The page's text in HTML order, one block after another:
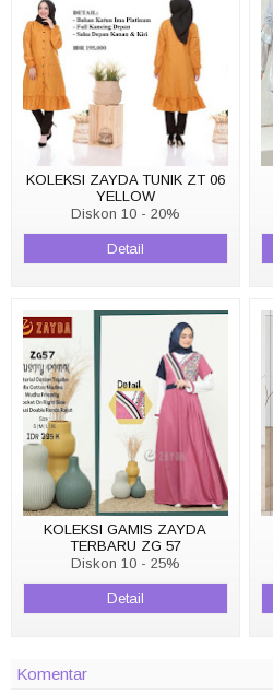
KOLEKSI ZAYDA TUNIK ZT 06
YELLOW
Diskon 10 - 20%
Detail
KOLEKSI GAMIS ZAYDA
TERBARU ZG 57
Diskon 10 - 25%
Detail
Komentar